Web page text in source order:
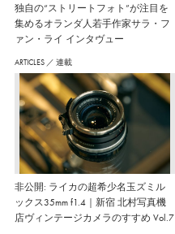
独自の“ストリートフォト”が注目を
集めるオランダ人若手作家サラ・フ
ァン・ライ インタヴュー
ARTICLES ／ 連載
非公開: ライカの超希少名玉ズミル
ックス35mm f1.4｜新宿 北村写真機
店ヴィンテージカメラのすすめ Vol.7